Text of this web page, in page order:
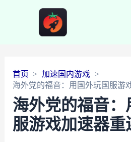
首页
加速国内游戏
海外党的福音：用国外玩国服游
海外党的福音：
服游戏加速器重